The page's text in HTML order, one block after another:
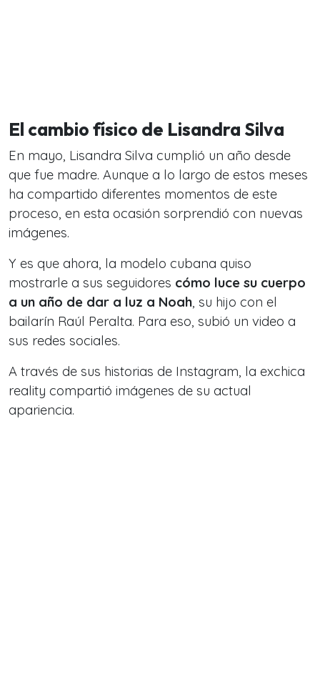
El cambio físico de Lisandra Silva
En mayo, Lisandra Silva cumplió un año desde
que fue madre. Aunque a lo largo de estos meses
ha compartido diferentes momentos de este
proceso, en esta ocasión sorprendió con nuevas
imágenes.
Y es que ahora, la modelo cubana quiso
mostrarle a sus seguidores cómo luce su cuerpo
a un año de dar a luz a Noah, su hijo con el
bailarín Raúl Peralta. Para eso, subió un video a
sus redes sociales.
A través de sus historias de Instagram, la exchica
reality compartió imágenes de su actual
apariencia.